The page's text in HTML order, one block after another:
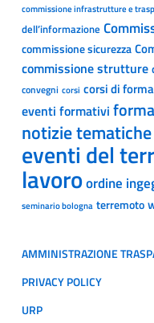
commissione infrastrutture e
dell’informazione
commissione sicurezza
commissione strutture
convegni corsi corsi di
eventi formativi
notizie tematiche
eventi del
lavoroordine
seminario bologna terremoto
AMMINISTRAZIONE
PRIVACY POLICY
URP